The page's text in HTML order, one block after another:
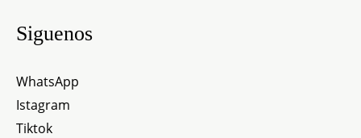
Siguenos
WhatsApp
Istagram
Tiktok